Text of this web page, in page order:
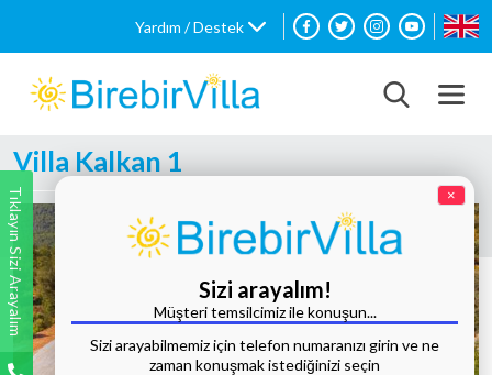
Yardım / Destek
Villa Kalkan 1
Tıklayın Sizi Arayalım ×
Sizi arayalım!
Müşteri temsilcimiz ile konuşun...
Sizi arayabilmemiz için telefon numaranızı girin ve ne
zaman konuşmak istediğinizi seçin